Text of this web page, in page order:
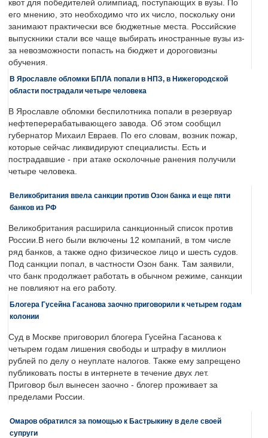
квот для победителей олимпиад, поступающих в вузы. По
его мнению, это необходимо что их число, поскольку они
занимают практически все бюджетные места. Российские
выпускники стали все чаще выбирать иностранные вузы из-
за невозможности попасть на бюджет и дороговизны
обучения.
В Ярославле обломки БПЛА попали в НПЗ, в Нижегородской
области пострадали четыре человека
В Ярославле обломки беспилотника попали в резервуар
нефтеперерабатывающего завода. Об этом сообщил
губернатор Михаил Евраев. По его словам, возник пожар,
которые сейчас ликвидируют специалисты. Есть и
пострадавшие - при атаке осколочные ранения получили
четыре человека.
Великобритания ввела санкции против Озон банка и еще пяти
банков из РФ
Великобритания расширила санкционный список против
России.В него были включены 12 компаний, в том числе
ряд банков, а также одно физическое лицо и шесть судов.
Под санкции попал, в частности Озон банк. Там заявили,
что банк продолжает работать в обычном режиме, санкции
не повлияют на его работу.
Блогера Гусейна Гасанова заочно приговорили к четырем годам
колонии
Суд в Москве приговорил блогера Гусейна Гасанова к
четырем годам лишения свободы и штрафу в миллион
рублей по делу о неуплате налогов. Также ему запрещено
публиковать посты в интернете в течение двух лет.
Приговор был вынесен заочно - блогер проживает за
пределами России.
Омаров обратился за помощью к Бастрыкину в деле своей
супруги